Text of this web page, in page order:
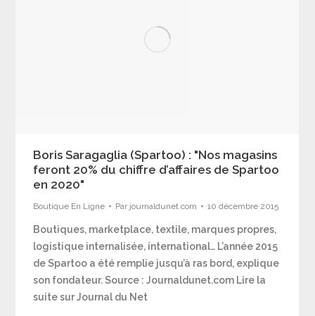
Boris Saragaglia (Spartoo) : "Nos magasins
feront 20% du chiffre d’affaires de Spartoo
en 2020"
Boutique En Ligne Par journaldunet.com 10 décembre 2015
Boutiques, marketplace, textile, marques propres,
logistique internalisée, international… L’année 2015
de Spartoo a été remplie jusqu’à ras bord, explique
son fondateur. Source : Journaldunet.com Lire la
suite sur Journal du Net